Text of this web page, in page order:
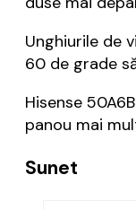
Unghiurile de
60 de grade
Hisense
panou mai
Sunet